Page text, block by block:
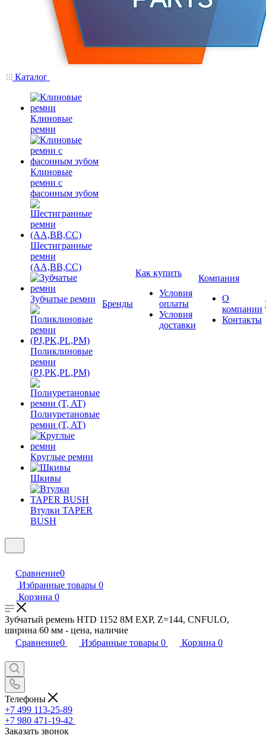
Каталог
Клиновые
ремни
Клиновые
ремни с
фасонным зубом
Шестигранные
ремни
(AA,BB,CC)
Зубчатые ремни
Поликлиновые
ремни
(PJ,PK,PL,PM)
Полиуретановые
ремни (T, AT)
Круглые ремни
Шкивы
Втулки TAPER
BUSH
Бренды
Как купить
Условия
оплаты
Условия
доставки
Компания
О
компании
Контакты
Сравнение0
Избранные товары 0
Корзина 0
Зубчатый ремень HTD 1152 8M EXP, Z=144, CNFULO,
ширина 60 мм - цена, наличие
Сравнение0 Избранные товары 0 Корзина 0
Телефоны
+7 499 113-25-89
+7 980 471-19-42
Заказать звонок